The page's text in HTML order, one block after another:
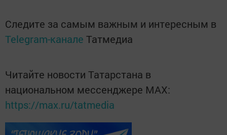
Следите за самым важным и интересным в
Telegram-канале Татмедиа
Читайте новости Татарстана в
национальном мессенджере MАХ:
https://max.ru/tatmedia